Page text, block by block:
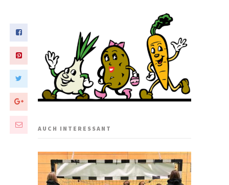
AUCH INTERESSANT